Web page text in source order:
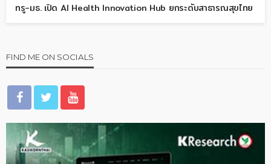
ทรู-มธ. เปิด AI Health Innovation Hub ยกระดับสาธารณสุขไทย
FIND ME ON SOCIALS